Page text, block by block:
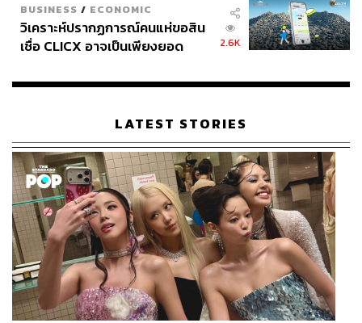
BUSINESS / ECONOMIC
วิเคราะห์ปรากฏการณ์คนแห่ขอสิน
เชื่อ CLICX อาจเป็นเพียงยอด
เรือนไทยที่ถูกซุกไว้
2.6K
LATEST STORIES